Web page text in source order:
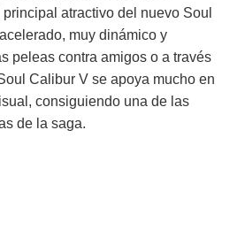
atractivo del nuevo Soul
muy dinámico y
peleas contra amigos o a través
Calibur V se apoya mucho en
consiguiendo una de las
de la saga.